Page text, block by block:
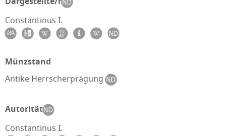
Constantinus I.
Münzstand
Antike Herrscherprägung
Autorität
Constantinus I.